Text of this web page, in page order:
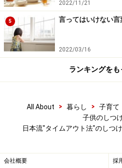
し落ち着こう」と食卓から離
間を持ちます。決められた場
間から離れるということで、
す。この部分にアメリカ流の「
を取り入れてみます。
れる場合には、そのままそば
う。叩く、蹴る等、攻撃がマ
しできるようになったら呼ん
る、お友達のいる場所から一回
2022/11/21
5 言ってはいけない
2022/03/16
ランキングをも
All About > 暮らし > 子育て
子供のしつ
日本流"タイムアウト法"のしつ
会社概要 採